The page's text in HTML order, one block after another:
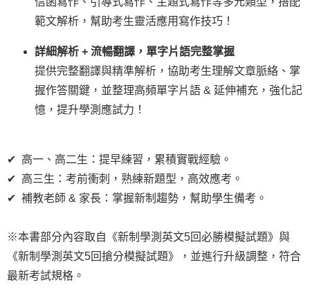
範文解析，幫助考生靈活應用寫作技巧！
詳細解析 + 流暢翻譯，單字片語完整掌握
提供完整翻譯與精準解析，協助考生理解文章脈絡、掌
握作答關鍵，並整理高頻單字片語 & 延伸補充，強化記
憶，提升學測應試力！
✔ 高一、高二生：提早練習，累積實戰經驗。
✔ 高三生：考前衝刺，熟練新題型，高效應考。
✔ 補教老師 & 家長：掌握新制趨勢，幫助學生備考。
※本書部分內容取自《新制學測英文5回必勝模擬試題》與
《新制學測英文5回搶分模擬試題》，並進行升級調整，符合
最新考試規格。